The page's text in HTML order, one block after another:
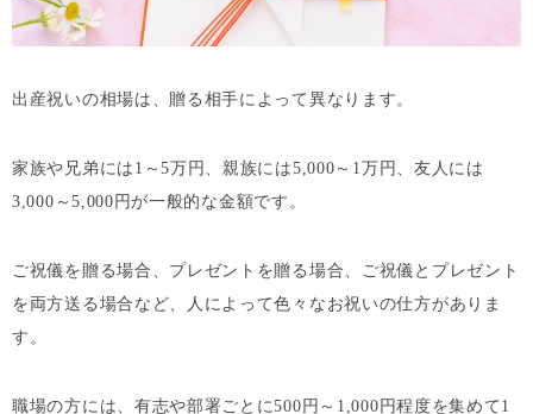
出産祝いの相場は、贈る相手によって異なります。
家族や兄弟には1～5万円、親族には5,000～1万円、友人には
3,000～5,000円が一般的な金額です。
ご祝儀を贈る場合、プレゼントを贈る場合、ご祝儀とプレゼント
を両方送る場合など、人によって色々なお祝いの仕方がありま
す。
職場の方には、有志や部署ごとに500円～1,000円程度を集めて1